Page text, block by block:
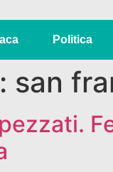
Politica
san